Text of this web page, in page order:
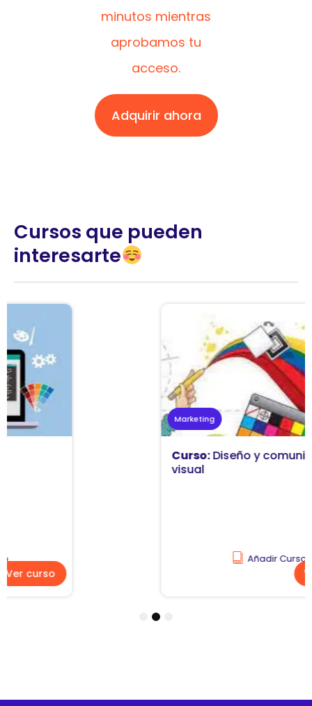
minutos mientras
aprobamos tu
acceso.
Adquirir ahora
Cursos que pueden
interesarte
Diseño y comunicación